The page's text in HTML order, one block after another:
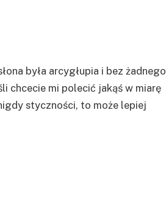
była arcygłupia i bez żadnego
chcecie mi polecić jakąś w miarę
styczności, to może lepiej